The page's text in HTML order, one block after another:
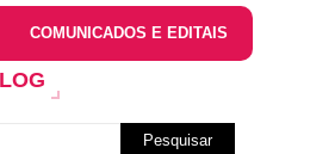
COMUNICADOS E EDITAIS